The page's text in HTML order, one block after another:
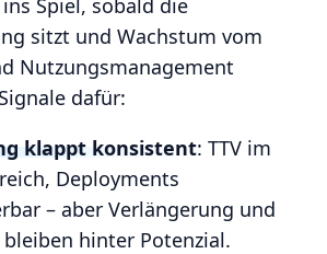
sitzt und Wachstum vom
Nutzungsmanagement
dafür:
klappt konsistent: TTV im
Deployments
– aber Verlängerung und
bleiben hinter Potenzial.